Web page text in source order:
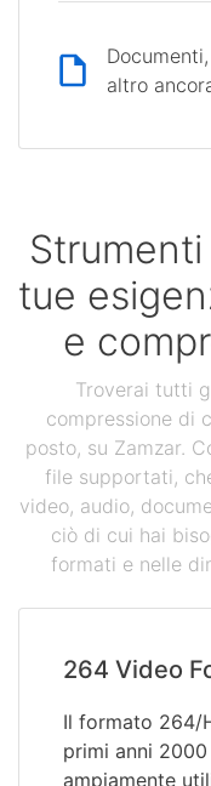
altro
tue
e
Troverai tutti
compressione di
posto, su Zamzar.
file supportati,
video, audio,
ciò di cui hai
formati e nelle
264 Video
Il formato 264/
primi anni
ampiamente